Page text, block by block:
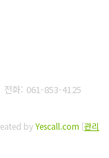
전화: 061-853-4125
byYescall.com [관리